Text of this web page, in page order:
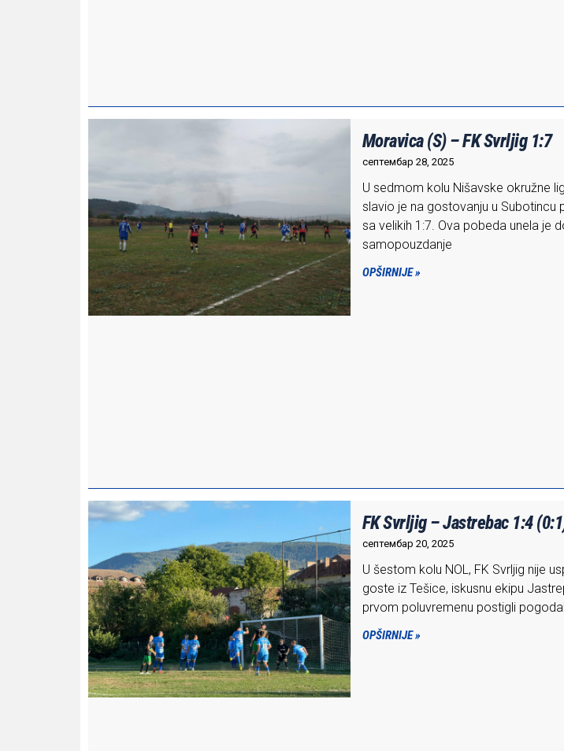
Moravica (S) – FK Svrljig 1:7
септембар 28, 2025
U sedmom kolu Nišavske okružne
slavio je na gostovanju u Subotincu
sa velikih 1:7. Ova pobeda unela je
samopouzdanje
OPŠIRNIJE »
FK Svrljig – Jastrebac 1:4
септембар 20, 2025
U šestom kolu NOL, FK Svrljig nije
goste iz Tešice, iskusnu ekipu
prvom poluvremenu postigli
OPŠIRNIJE »